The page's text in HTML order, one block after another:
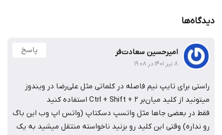
دیدگاه‌ها
امیرحسین سعادت‌فر
۸ تیر ۱۴۰۱ در ۱۹:۰۸
پاسخ
راستی برای تایپ نیم فاصله در کلماتی مثل علی‌رضا در ویندوز
میتونید از کلید میان‌بر Ctrl + Shift + 2 استفاده کنید
فقط در بعضی جاها مثل واتسپ دسکتاپ (واتس اپ وب این باگ
رو نداره) وقتی این کلید رو بزنید ناخواسته منتقل میشید به یک